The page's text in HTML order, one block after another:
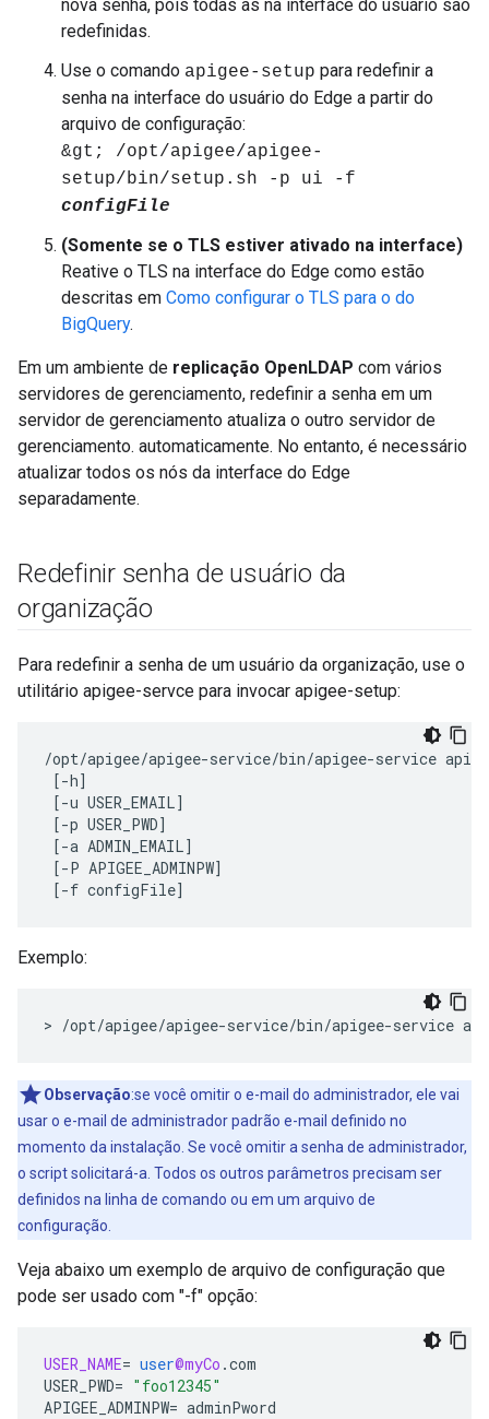
nova senha, pois todas as na interface do usuário são
redefinidas.
Use o comando apigee-setup para redefinir a
senha na interface do usuário do Edge a partir do
arquivo de configuração:
&gt; /opt/apigee/apigee-
setup/bin/setup.sh -p ui -f
configFile
(Somente se o TLS estiver ativado na interface)
Reative o TLS na interface do Edge como estão
descritas em Como configurar o TLS para o do
BigQuery.
Em um ambiente de replicação OpenLDAP com vários
servidores de gerenciamento, redefinir a senha em um
servidor de gerenciamento atualiza o outro servidor de
gerenciamento. automaticamente. No entanto, é necessário
atualizar todos os nós da interface do Edge
separadamente.
Redefinir senha de usuário da
organização
Para redefinir a senha de um usuário da organização, use o
utilitário apigee-servce para invocar apigee-setup:
/opt/apigee/apigee-service/bin/apigee-service
[-h]
[-u USER_EMAIL]
[-p USER_PWD]
[-a ADMIN_EMAIL]
[-P APIGEE_ADMINPW]
[-f configFile]
Exemplo:
> /opt/apigee/apigee-service/bin/apigee-service
Observação:se você omitir o e-mail do administrador, ele vai
usar o e-mail de administrador padrão e-mail definido no
momento da instalação. Se você omitir a senha de administrador,
o script solicitará-a. Todos os outros parâmetros precisam ser
definidos na linha de comando ou em um arquivo de
configuração.
Veja abaixo um exemplo de arquivo de configuração que
pode ser usado com "-f" opção:
USER_NAME= user@myCo .com
USER_PWD= "foo12345"
APIGEE_ADMINPW= adminPword